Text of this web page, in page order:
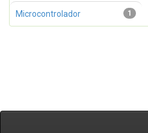
1
Microcontrolador